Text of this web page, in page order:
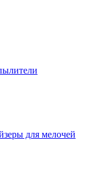
для мелочей